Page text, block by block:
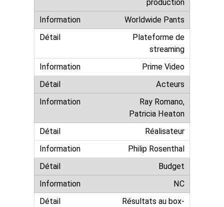
production
Worldwide Pants
Plateforme de
streaming
Prime Video
Acteurs
Ray Romano,
Patricia Heaton
Réalisateur
Philip Rosenthal
Budget
NC
Résultats au box-